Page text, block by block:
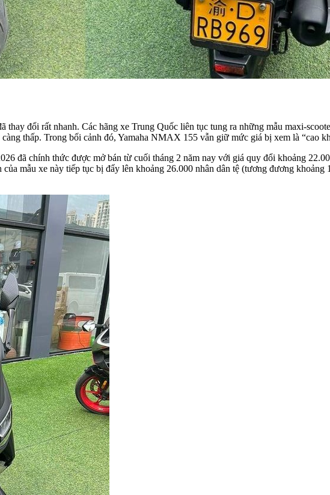
đổi rất nhanh. Các hãng xe Trung Quốc liên tục tung ra những mẫu maxi-
thấp. Trong bối cảnh đó, Yamaha NMAX 155 vẫn giữ mức giá bị xem là “cao
đã chính thức được mở bán từ cuối tháng 2 năm nay với giá quy đổi khoảng
mẫu xe này tiếp tục bị đẩy lên khoảng 26.000 nhân dân tệ (tương đương